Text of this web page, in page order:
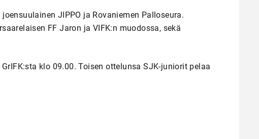
JIPPO ja Rovaniemen Palloseura.
FF Jaron ja VIFK:n muodossa, sekä
klo 09.00. Toisen ottelunsa SJK-juniorit pelaa